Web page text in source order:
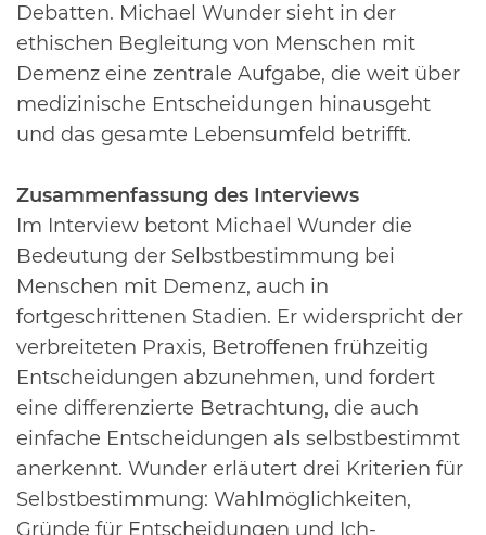
Debatten. Michael Wunder sieht in der
ethischen Begleitung von Menschen mit
Demenz eine zentrale Aufgabe, die weit über
medizinische Entscheidungen hinausgeht
und das gesamte Lebensumfeld betrifft.
Zusammenfassung des Interviews
Im Interview betont Michael Wunder die
Bedeutung der Selbstbestimmung bei
Menschen mit Demenz, auch in
fortgeschrittenen Stadien. Er widerspricht der
verbreiteten Praxis, Betroffenen frühzeitig
Entscheidungen abzunehmen, und fordert
eine differenzierte Betrachtung, die auch
einfache Entscheidungen als selbstbestimmt
anerkennt. Wunder erläutert drei Kriterien für
Selbstbestimmung: Wahlmöglichkeiten,
Gründe für Entscheidungen und Ich-